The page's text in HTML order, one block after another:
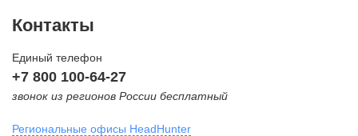
Контакты
Единый телефон
+7 800 100-64-27
звонок из регионов России бесплатный
Региональные офисы HeadHunter